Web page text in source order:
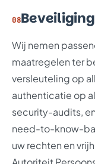
08
Wij nemen
maatregelen ter
versleuteling op
authenticatie op
security-audits,
need-to-know-
uw rechten en